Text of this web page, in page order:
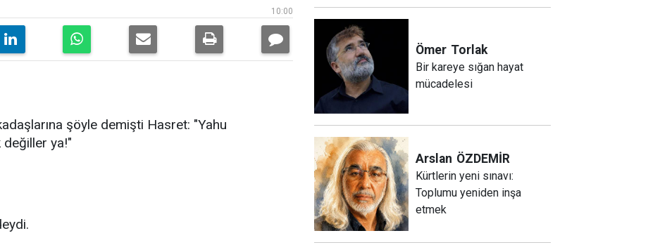
10:00
şöyle demişti Hasret: "Yahu
değiller ya!"
Ömer Torlak
Bir kareye sığan hayat
mücadelesi
Arslan ÖZDEMİR
Kürtlerin yeni sınavı:
Toplumu yeniden inşa
etmek